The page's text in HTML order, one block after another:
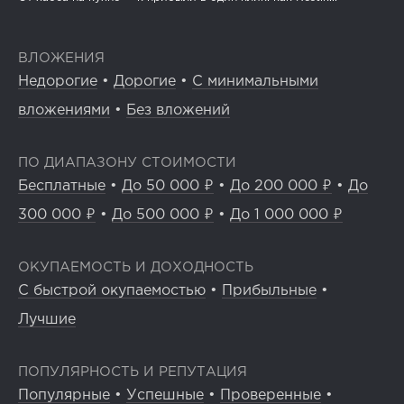
ВЛОЖЕНИЯ
Недорогие • Дорогие • С минимальными
вложениями • Без вложений
ПО ДИАПАЗОНУ СТОИМОСТИ
Бесплатные • До 50 000 ₽ • До 200 000 ₽ • До
300 000 ₽ • До 500 000 ₽ • До 1 000 000 ₽
ОКУПАЕМОСТЬ И ДОХОДНОСТЬ
С быстрой окупаемостью • Прибыльные •
Лучшие
ПОПУЛЯРНОСТЬ И РЕПУТАЦИЯ
Популярные • Успешные • Проверенные •